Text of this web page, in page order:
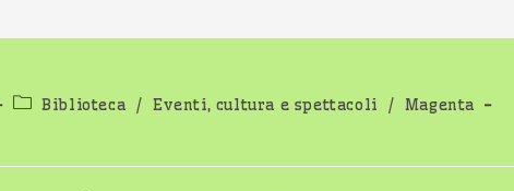
Categoria
Biblioteca / Eventi, cultura e spettacoli / Magenta